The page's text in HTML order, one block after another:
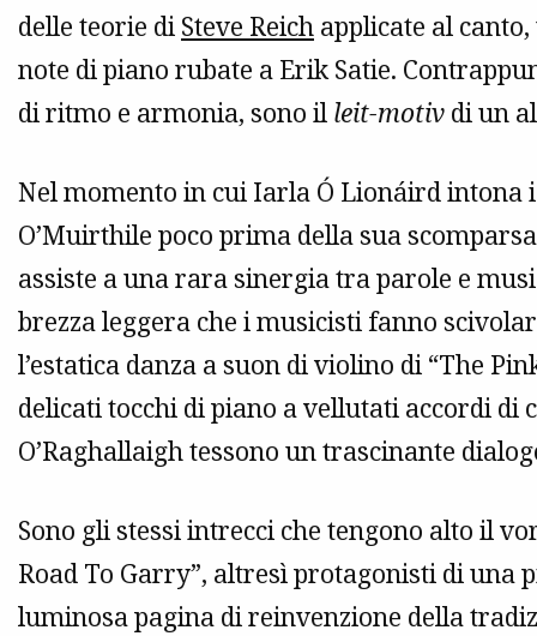
delle teorie di Steve Reich applicate al
note di piano rubate a Erik Satie.
di ritmo e armonia, sono il leit-motiv di un
Nel momento in cui Iarla Ó Lionáird intona
O’Muirthile poco prima della sua
assiste a una rara sinergia tra parole e
brezza leggera che i musicisti fanno
l’estatica danza a suon di violino di “The
delicati tocchi di piano a vellutati accordi
O’Raghallaigh tessono un trascinante
Sono gli stessi intrecci che tengono alto il
Road To Garry”, altresì protagonisti di una
luminosa pagina di reinvenzione della